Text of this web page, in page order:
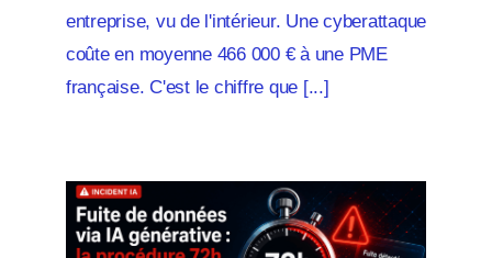
entreprise, vu de l'intérieur. Une cyberattaque
coûte en moyenne 466 000 € à une PME
française. C'est le chiffre que [...]